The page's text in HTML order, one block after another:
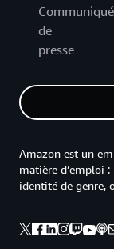
de
presse
Amazon est un
matière d’emploi
identité de genre,